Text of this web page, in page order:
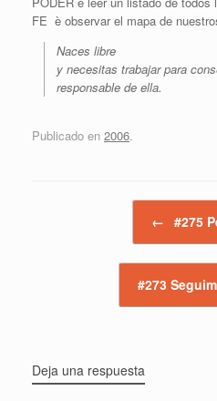
FE è observar el mapa de
Naces libre
y necesitas trabajar para
responsable de ella.
Publicado en 2006.
← #275
#273
Deja una respuesta